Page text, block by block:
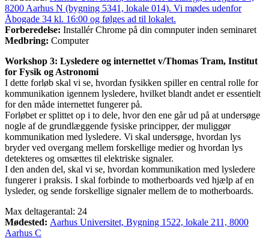
8200 Aarhus N (bygning 5341, lokale 014). Vi mødes udenfor
Åbogade 34 kl. 16:00 og følges ad til lokalet.
Forberedelse: Installér Chrome på din comnputer inden seminaret
Medbring: Computer
Workshop 3: Lysledere og internettet v/Thomas Tram, Institut
for Fysik og Astronomi
I dette forløb skal vi se, hvordan fysikken spiller en central rolle for
kommunikation igennem lysledere, hvilket blandt andet er essentielt
for den måde internettet fungerer på.
Forløbet er splittet op i to dele, hvor den ene går ud på at undersøge
nogle af de grundlæggende fysiske principper, der muliggør
kommunikation med lysledere. Vi skal undersøge, hvordan lys
bryder ved overgang mellem forskellige medier og hvordan lys
detekteres og omsættes til elektriske signaler.
I den anden del, skal vi se, hvordan kommunikation med lysledere
fungerer i praksis. I skal forbinde to motherboards ved hjælp af en
lysleder, og sende forskellige signaler mellem de to motherboards.
Max deltagerantal: 24
Mødested: Aarhus Universitet, Bygning 1522, lokale 211, 8000
Aarhus C